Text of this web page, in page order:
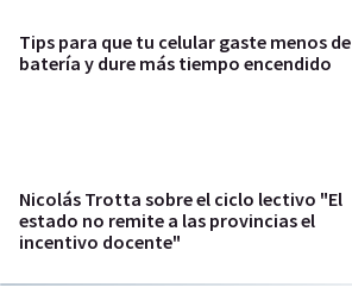
Tips para que tu celular gaste menos de
batería y dure más tiempo encendido
Nicolás Trotta sobre el ciclo lectivo "El
estado no remite a las provincias el
incentivo docente"